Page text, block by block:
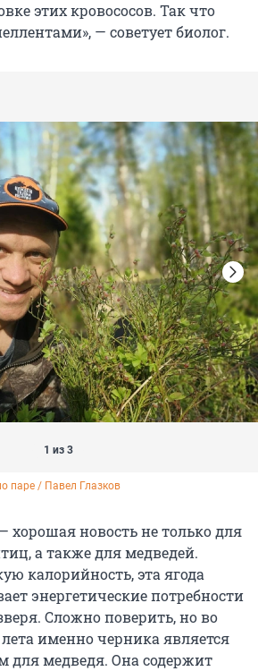
этих кровососов. Так что
— советует биолог.
1 из 3
паре / Павел Глазков
хорошая новость не только для
а также для медведей.
калорийность, эта ягода
энергетические потребности
Сложно поверить, но во
именно черника является
для медведя. Она содержит